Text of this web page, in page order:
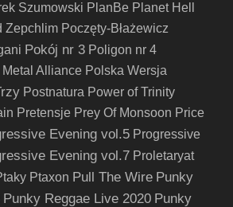
Szumowski PlanBe Planet Hell
Zepchlim Poczęty-Błażewicz
Pokój nr 3 Poligon nr 4
Metal Alliance Polska Wersja
Postnatura Power of Trinity
Pretensje Prey Of Monsoon Price
Evening vol.5 Progressive
Evening vol.7 Proletaryat
Ptaxon Pull The Wire Punky
Punky Reggae Live 2020 Punky